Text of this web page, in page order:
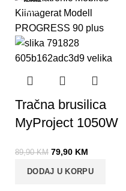
-11%
Tračna brusilica
MyProject 1050W
89,90KM 79,90 KM
DODAJ U KORPU